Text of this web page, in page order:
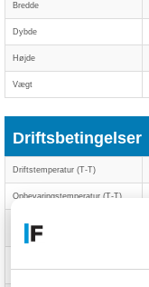
Bredde
Dybde
Højde
Vægt
Driftsbetingelser
Driftstemperatur (T-T)
Opbevaringstemperatur (T-T)
Relativ luftfugtighed ved drift
opbevaring (H-H)